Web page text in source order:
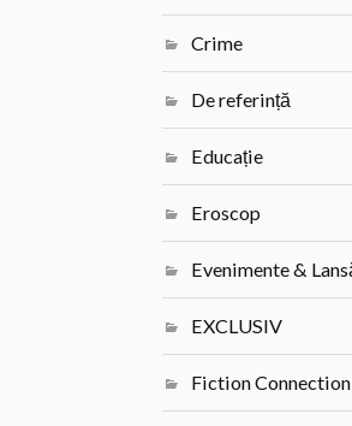
Crime
De referință
Educație
Eroscop
Evenimente &
EXCLUSIV
Fiction Connection